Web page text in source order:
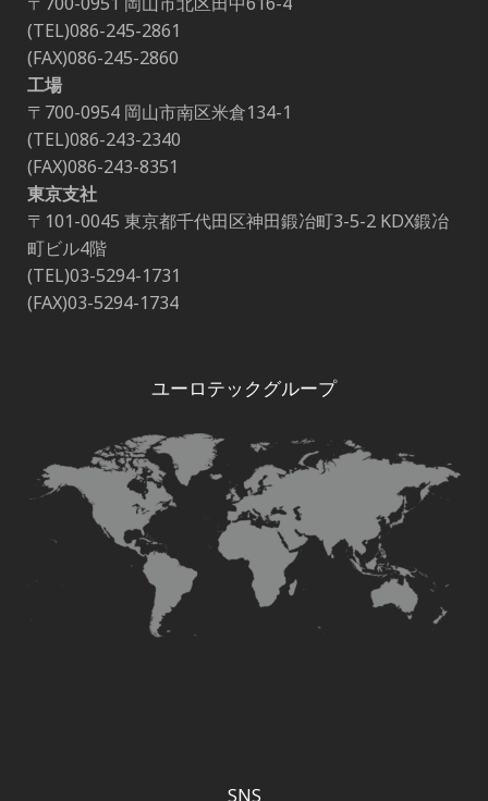
(TEL)086-245-2861
(FAX)086-245-2860
工場
〒700-0954 岡山市南区米倉134-1
(TEL)086-243-2340
(FAX)086-243-8351
東京支社
〒101-0045 東京都千代田区神田鍛冶町3-5-2 KDX鍛冶
町ビル4階
(TEL)03-5294-1731
(FAX)03-5294-1734
ユーロテックグループ
SNS